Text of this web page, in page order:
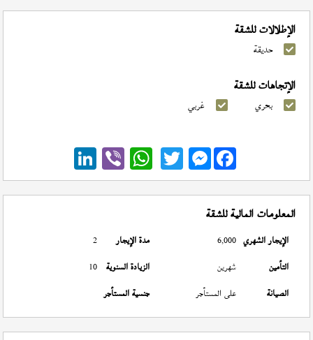
الإطلالات للشقة
حديقة
الإتجاهات للشقة
بحري غربي
Messenger
المعلومات المالية للشقة
الإيجار الشهري 6,000 مدة الإيجار
2
التأمين
شهرين الزيادة السنوية 10
الصيانة
على المستأجر جنسية المستأجر